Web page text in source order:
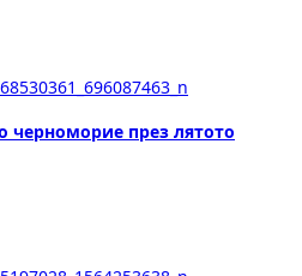
черноморие през лятото